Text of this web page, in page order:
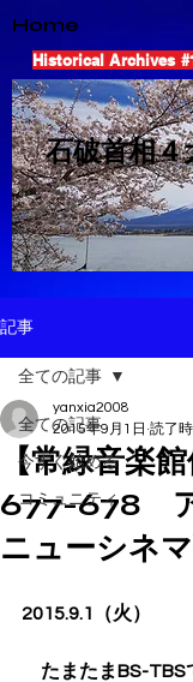
Home
Historical Archives
石破首相
記事
全ての記事
今すぐ始める
コミュニティ
全ての記事
【常緑音楽
677-678 ア
ニューシネ
yanxia2008
2015年9月1日 読了
2015.9.1（火）
たまたまBS-TBS